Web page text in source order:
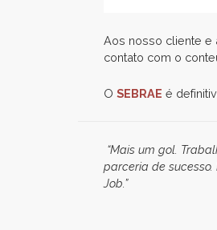
Aos nosso cliente e
contato com o
O SEBRAE é
“Mais um gol.
parceria de
Job.”